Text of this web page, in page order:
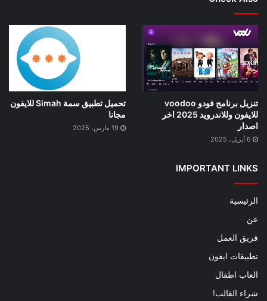
تنزيل برنامج فودو voodoo
للايفون وللاندرويد 2025 اخر
اصدار
6 أبريل، 2025
تحميل تطبيق سمة Simah للايفون
مجانا
19 مارس، 2025
IMPORTANT LINKS
الرئيسية
عن
فريق العمل
تطبيقات ايفون
العاب اطفال
شراء القالب!